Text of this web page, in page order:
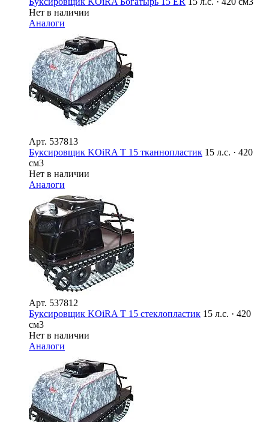
Нет в наличии
Аналоги
Арт. 537813
Буксировщик KOiRA T 15 тканнопластик 15 л.с. · 420
см3
Нет в наличии
Аналоги
Арт. 537812
Буксировщик KOiRA T 15 стеклопластик 15 л.с. · 420
см3
Нет в наличии
Аналоги